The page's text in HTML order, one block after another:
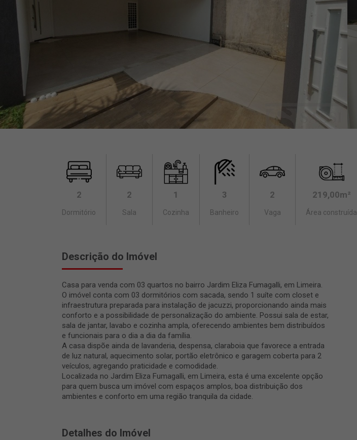
2
Dormitório
2
Sala
1
Cozinha
3
Banheiro
2
Vaga
219,00m²
Área construída
Descrição do Imóvel
Casa para venda com 03 quartos no bairro Jardim Eliza Fumagalli, em Limeira.
O imóvel conta com 03 dormitórios com sacada, sendo 1 suíte com closet e
infraestrutura preparada para instalação de jacuzzi, proporcionando ainda mais
conforto e a possibilidade de personalização do ambiente. Possui sala de estar,
sala de jantar, lavabo e cozinha ampla, oferecendo ambientes bem distribuídos
e funcionais para o dia a dia da família.
A casa dispõe ainda de lavanderia, despensa, claraboia que favorece a entrada
de luz natural, aquecimento solar, portão eletrônico e garagem coberta para 2
veículos, agregando praticidade e comodidade.
Localizada no Jardim Eliza Fumagalli, em Limeira, esta é uma excelente opção
para quem busca um imóvel com espaços amplos, boa distribuição dos
ambientes e conforto em uma região tranquila da cidade.
Detalhes do Imóvel